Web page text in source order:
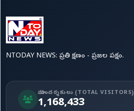
NTODAY NEWS: ప్రతి క్షణం - ప్రజల పక్షం.
మా సందర్శకులు (TOTAL VISITORS)
1,168,433